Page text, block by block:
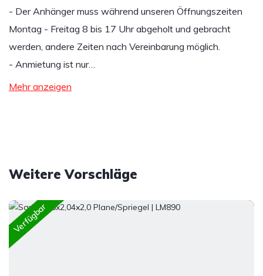
- Der Anhänger muss während unseren Öffnungszeiten
Montag - Freitag 8 bis 17 Uhr abgeholt und gebracht
werden, andere Zeiten nach Vereinbarung möglich.
- Anmietung ist nur…
Mehr anzeigen
Weitere Vorschläge
Verfügbar